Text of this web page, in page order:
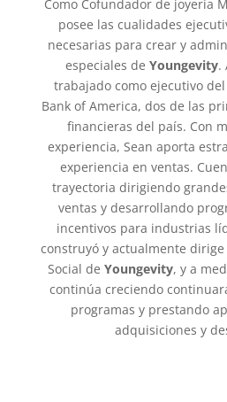
Como Cofundador de joyería
posee las cualidades
necesarias para crear y
especiales de Youngevity.
trabajado como ejecutivo del
Bank of America, dos de las
financieras del país. Con
experiencia, Sean aporta
experiencia en ventas.
trayectoria dirigiendo
ventas y desarrollando
incentivos para industrias
construyó y actualmente dirige
Social de Youngevity, y a
continúa creciendo
programas y prestando
adquisiciones y